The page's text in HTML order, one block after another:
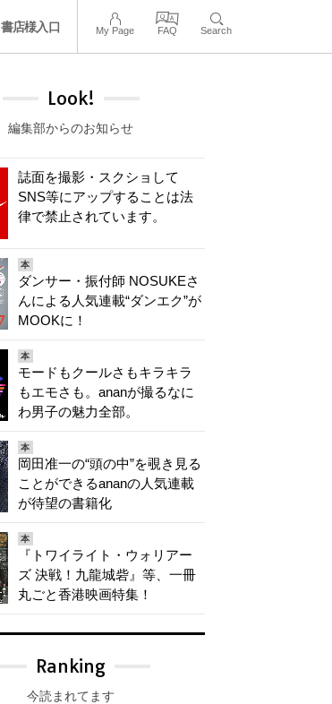
書店様入口 My Page FAQ Search
Look!
編集部からのお知らせ
誌面を撮影・スクショして
SNS等にアップすることは法
律で禁止されています。
本
ダンサー・振付師 NOSUKEさ
んによる人気連載“ダンエク”が
MOOKに！
本
モードもクールさもキラキラ
もエモさも。ananが撮るなに
わ男子の魅力全部。
本
岡田准一の“頭の中”を覗き見る
ことができるananの人気連載
が待望の書籍化
本
『トワイライト・ウォリアー
ズ 決戦！九龍城砦』等、一冊
丸ごと香港映画特集！
Ranking
今読まれてます